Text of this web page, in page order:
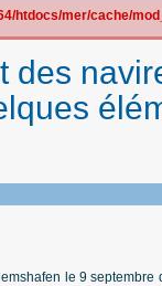
htdocs/mer/cache/
des
le 9